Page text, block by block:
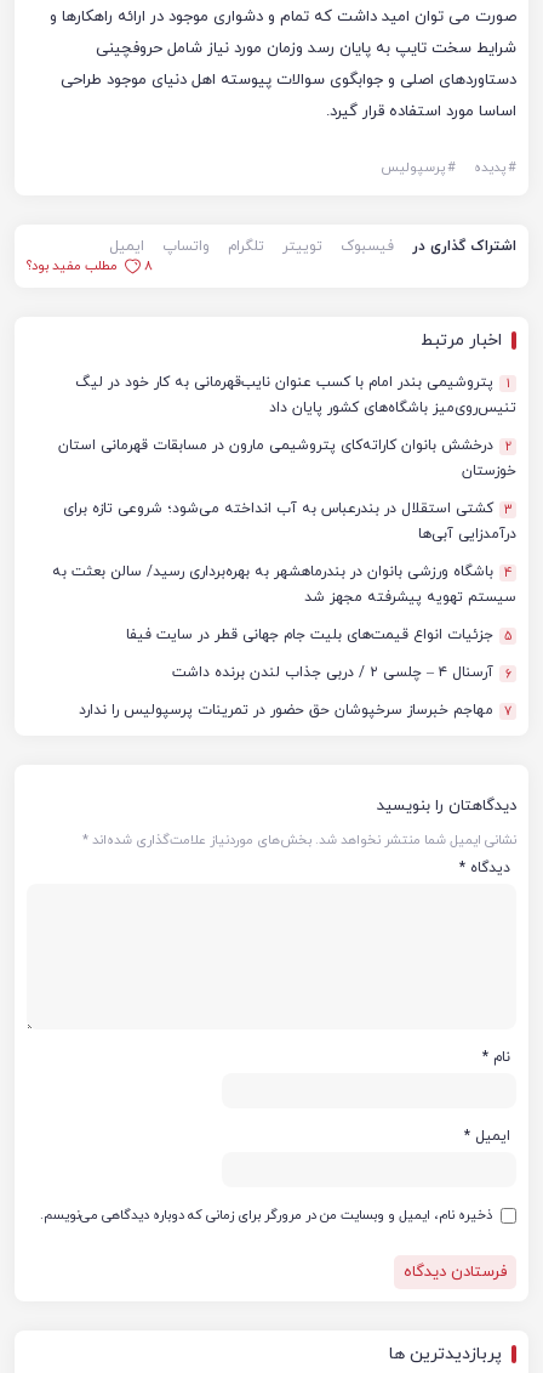
صورت می توان امید داشت که تمام و دشواری موجود در ارائه راهکارها و
شرایط سخت تایپ به پایان رسد وزمان مورد نیاز شامل حروفچینی
دستاوردهای اصلی و جوابگوی سوالات پیوسته اهل دنیای موجود طراحی
اساسا مورد استفاده قرار گیرد.
#پدیده #پرسپولیس
اشتراک گذاری در فیسبوک توییتر تلگرام واتساپ
ایمیل
8
مطلب مفید بود؟
اخبار مرتبط
1
پتروشیمی بندر امام با کسب عنوان نایب‌قهرمانی به کار خود در لیگ
تنیس‌روی‌میز باشگاه‌های کشور پایان داد
2
درخشش بانوان کاراته‌کای پتروشیمی مارون در مسابقات قهرمانی استان
خوزستان
3 کشتی استقلال در بندرعباس به آب انداخته می‌شود؛ شروعی تازه برای
درآمدزایی آبی‌ها
4 باشگاه ورزشی بانوان در بندرماهشهر به بهره‌برداری رسید/ سالن بعثت به
سیستم تهویه پیشرفته مجهز شد
5 جزئیات انواع قیمت‌های بلیت جام جهانی قطر در سایت فیفا
6 آرسنال ۴ – چلسی ۲ / دربی جذاب لندن برنده داشت
7 مهاجم خبرساز سرخپوشان حق حضور در تمرینات پرسپولیس را ندارد
دیدگاهتان را بنویسید
نشانی ایمیل شما منتشر نخواهد شد. بخش‌های موردنیاز علامت‌گذاری شده‌اند*
دیدگاه *
نام *
ایمیل *
ذخیره نام، ایمیل و وبسایت من در مرورگر برای زمانی که دوباره دیدگاهی می‌نویسم.
پربازدیدترین ها